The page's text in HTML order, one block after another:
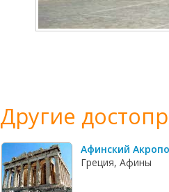
Другие
Афинский
Греция, Афины